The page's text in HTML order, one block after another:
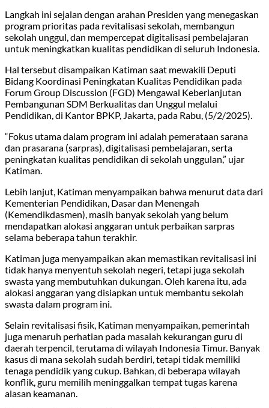
Langkah ini sejalan dengan arahan Presiden yang menegaskan
program prioritas pada revitalisasi sekolah, membangun
sekolah unggul, dan mempercepat digitalisasi pembelajaran
untuk meningkatkan kualitas pendidikan di seluruh Indonesia.
Hal tersebut disampaikan Katiman saat mewakili Deputi
Bidang Koordinasi Peningkatan Kualitas Pendidikan pada
Forum Group Discussion (FGD) Mengawal Keberlanjutan
Pembangunan SDM Berkualitas dan Unggul melalui
Pendidikan, di Kantor BPKP, Jakarta, pada Rabu, (5/2/2025).
“Fokus utama dalam program ini adalah pemerataan sarana
dan prasarana (sarpras), digitalisasi pembelajaran, serta
peningkatan kualitas pendidikan di sekolah unggulan,” ujar
Katiman.
Lebih lanjut, Katiman menyampaikan bahwa menurut data dari
Kementerian Pendidikan, Dasar dan Menengah
(Kemendikdasmen), masih banyak sekolah yang belum
mendapatkan alokasi anggaran untuk perbaikan sarpras
selama beberapa tahun terakhir.
Katiman juga menyampaikan akan memastikan revitalisasi ini
tidak hanya menyentuh sekolah negeri, tetapi juga sekolah
swasta yang membutuhkan dukungan. Oleh karena itu, ada
alokasi anggaran yang disiapkan untuk membantu sekolah
swasta dalam program ini.
Selain revitalisasi fisik, Katiman menyampaikan, pemerintah
juga menaruh perhatian pada masalah kekurangan guru di
daerah terpencil, terutama di wilayah Indonesia Timur. Banyak
kasus di mana sekolah sudah berdiri, tetapi tidak memiliki
tenaga pendidik yang cukup. Bahkan, di beberapa wilayah
konflik, guru memilih meninggalkan tempat tugas karena
alasan keamanan.